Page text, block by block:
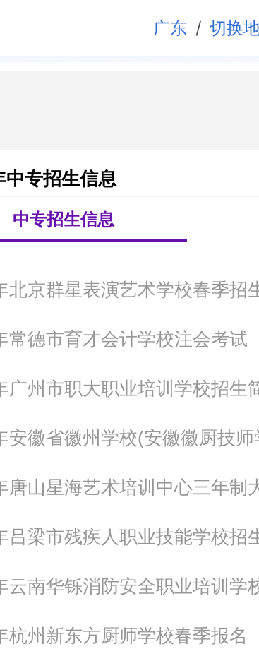
广东 / 切换
中专招生信息
中专招生信息
广州市职大职业培训学校招生
安徽省徽州学校(安徽徽厨技
唐山星海艺术培训中心三年制
吕梁市残疾人职业技能学校招
杭州新东方厨师学校春季报名